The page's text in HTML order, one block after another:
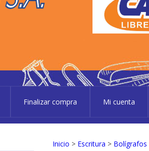
Finalizar compra Mi cuenta
Inicio > Escritura > Bolígrafos